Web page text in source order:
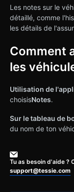
Les notes sur le
détaillé, comme
les détails de
Comment
les
Utilisation de
choisisNotes.
Sur le tableau de
du nom de ton
Tu as besoin d'aide ?
support@tessie.com